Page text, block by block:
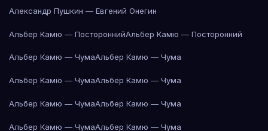
Александр Пушкин — Евгений Онегин
Альбер Камю — ПостороннийАльбер Камю — Посторонний
Альбер Камю — ЧумаАльбер Камю — Чума
Альбер Камю — ЧумаАльбер Камю — Чума
Альбер Камю — ЧумаАльбер Камю — Чума
Альбер Камю — ЧумаАльбер Камю — Чума